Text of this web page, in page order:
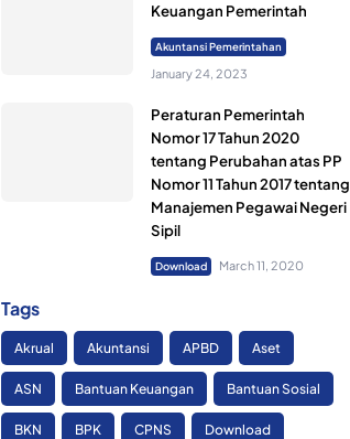
Keuangan Pemerintah
Akuntansi Pemerintahan
January 24, 2023
Peraturan Pemerintah
Nomor 17 Tahun 2020
tentang Perubahan atas PP
Nomor 11 Tahun 2017 tentang
Manajemen Pegawai Negeri
Sipil
Download March 11, 2020
Tags
Akrual Akuntansi APBD Aset
ASN Bantuan Keuangan Bantuan Sosial
BKN BPK CPNS Download